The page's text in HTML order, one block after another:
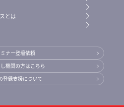
とは
ナー登壇依頼
機関の方はこちら
登録支援について